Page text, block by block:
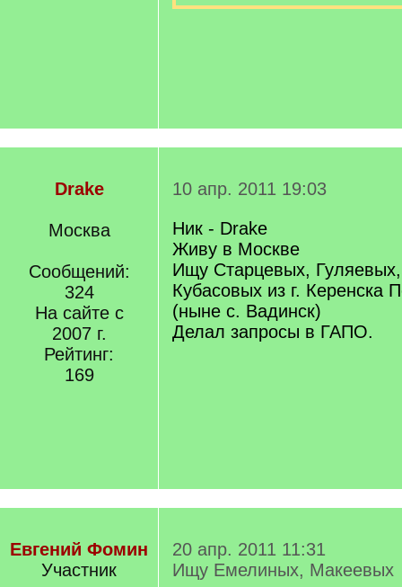
Drake
Москва
Сообщений:
324
На сайте с
2007 г.
Рейтинг:
169
10 апр. 2011 19:03
Ник - Drake
Живу в Москве
Ищу Старцевых,
Кубасовых из г. Керенска
(ныне с. Вадинск)
Делал запросы в ГАПО.
Евгений Фомин
Участник
20 апр. 2011 11:31
Ищу Емелиных, Макеевых